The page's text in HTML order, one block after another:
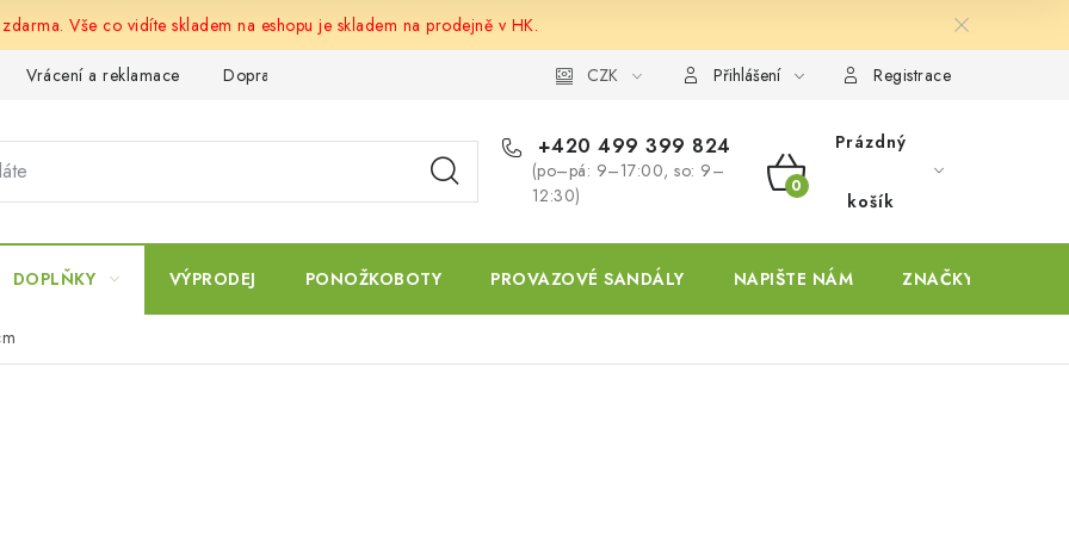
Vše co vidíte skladem na eshopu je skladem na prodejně v HK.
Vrácení a reklamace Doprava a platba CZK Přihlášení Registrace
+420 499 399 824
(po–pá: 9–17:00, so: 9–
12:30)
NÁKUPNÍ
KOŠÍK
Prázdný
košík
DOPLŇKY VÝPRODEJ PONOŽKOBOTY PROVAZOVÉ SANDÁLY NAPIŠTE NÁM ZNAČKY